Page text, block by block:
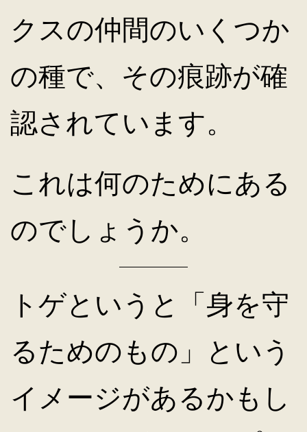
クスの仲間のいくつか
の種で、その痕跡が確
認されています。
これは何のためにある
のでしょうか。
トゲというと「身を守
るためのもの」という
イメージがあるかもし